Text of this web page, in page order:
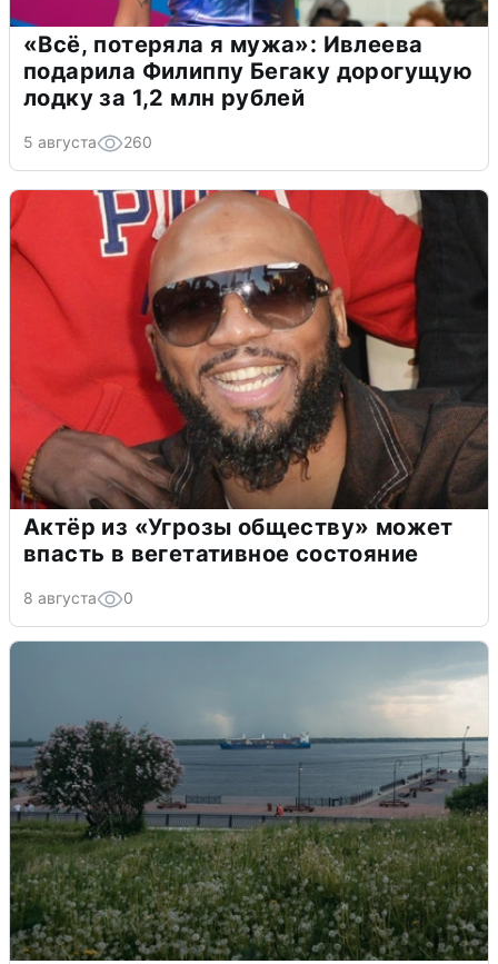
«Всё, потеряла я мужа»: Ивлеева
подарила Филиппу Бегаку дорогущую
лодку за 1,2 млн рублей
5 августа 260
Актёр из «Угрозы обществу» может
впасть в вегетативное состояние
8 августа 0